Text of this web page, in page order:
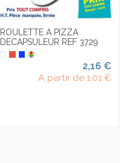
ROULETTE A PIZZA
DECAPSULEUR REF 3729
2,16 €
A partir de 1,01 €